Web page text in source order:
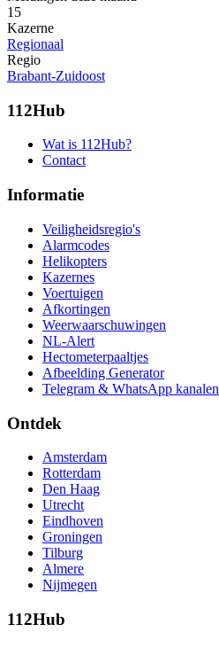
15
Kazerne
Regionaal
Regio
Brabant-Zuidoost
112Hub
Wat is 112Hub?
Contact
Informatie
Veiligheidsregio's
Alarmcodes
Helikopters
Kazernes
Voertuigen
Afkortingen
Weerwaarschuwingen
NL-Alert
Hectometerpaaltjes
Afbeelding Generator
Telegram & WhatsApp kanalen
Ontdek
Amsterdam
Rotterdam
Den Haag
Utrecht
Eindhoven
Groningen
Tilburg
Almere
Nijmegen
112Hub